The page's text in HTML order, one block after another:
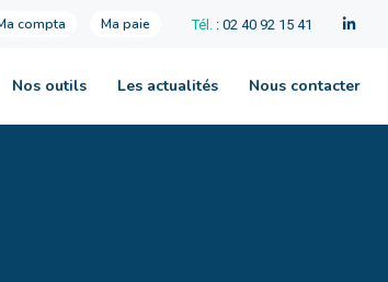
compta Ma paie Tél. : 02 40 92 15 41
Nos outils Les actualités Nous contacter